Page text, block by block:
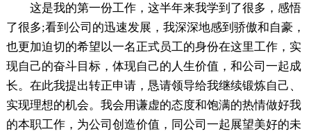
这是我的第一份工作，这半年来我学到了很多，感悟
了很多;看到公司的迅速发展，我深深地感到骄傲和自豪，
也更加迫切的希望以一名正式员工的身份在这里工作，实
现自己的奋斗目标，体现自己的人生价值，和公司一起成
长。在此我提出转正申请，恳请领导给我继续锻炼自己、
实现理想的机会。我会用谦虚的态度和饱满的热情做好我
的本职工作，为公司创造价值，同公司一起展望美好的未